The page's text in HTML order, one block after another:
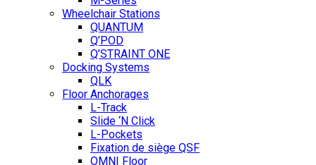
Wheelchair Stations
QUANTUM
Q’POD
Q’STRAINT ONE
Docking Systems
QLK
Floor Anchorages
L-Track
Slide ‘N Click
L-Pockets
Fixation de siège QSF
OMNI Floor